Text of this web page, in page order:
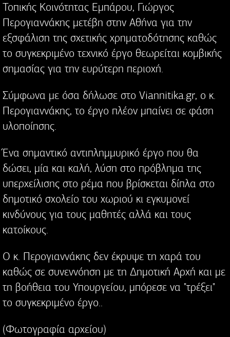
Τοπικής Κοινότητας Εμπάρου, Γιώργος
Περογιαννάκης μετέβη στην Αθήνα για την
εξσφάλιση της σχετικής χρηματοδότησης καθώς
το συγκεκριμένο τεχνικό έργο θεωρείται κομβικής
σημασίας για την ευρύτερη περιοχή.
Σύμφωνα με όσα δήλωσε στο Viannitika.gr, ο κ.
Περογιαννάκης, το έργο πλέον μπαίνει σε φάση
υλοποίησης.
Ένα σημαντικό αντιπλημμυρικό έργο που θα
δώσει, μία και καλή, λύση στο πρόβλημα της
υπερχείλισης στο ρέμα που βρίσκεται δίπλα στο
δημοτικό σχολείο του χωριού κι εγκυμονεί
κινδύνους για τους μαθητές αλλά και τους
κατοίκους.
Ο κ. Περογιαννάκης δεν έκρυψε τη χαρά του
καθώς σε συνεννόηση με τη Δημοτική Αρχή και με
τη βοήθεια του Υπουργείου, μπόρεσε να "τρέξει"
το συγκεκριμένο έργο..
(Φωτογραφία αρχείου)